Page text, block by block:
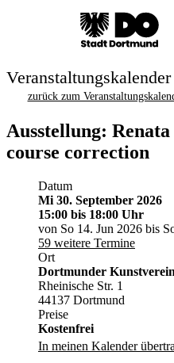
Veranstaltungskalender
zurück zum
Ausstellung:
course correction
Datum
Mi 30. September 2026
15:00 bis 18:00 Uhr
von So 14. Jun 2026 bis
59 weitere Termine
Ort
Dortmunder
Rheinische Str. 1
44137 Dortmund
Preise
Kostenfrei
In meinen Kalender